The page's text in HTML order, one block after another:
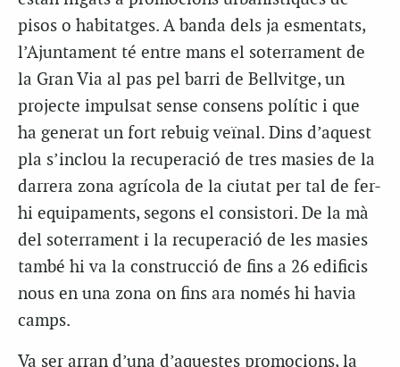
pisos o habitatges. A banda dels ja esmentats,
l’Ajuntament té entre mans el soterrament de
la Gran Via al pas pel barri de Bellvitge, un
projecte impulsat sense consens polític i que
ha generat un fort rebuig veïnal. Dins d’aquest
pla s’inclou la recuperació de tres masies de la
darrera zona agrícola de la ciutat per tal de fer-
hi equipaments, segons el consistori. De la mà
del soterrament i la recuperació de les masies
també hi va la construcció de fins a 26 edificis
nous en una zona on fins ara només hi havia
camps.
Va ser arran d’una d’aquestes promocions, la